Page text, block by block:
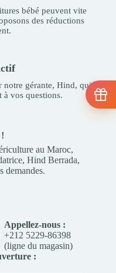
bébé peuvent vite
des réductions
notre gérante, Hind, qui
à vos questions.
au Maroc,
Hind Berrada,
demandes.
Appellez-nous :
+212 5229-86398
(ligne du magasin)
: